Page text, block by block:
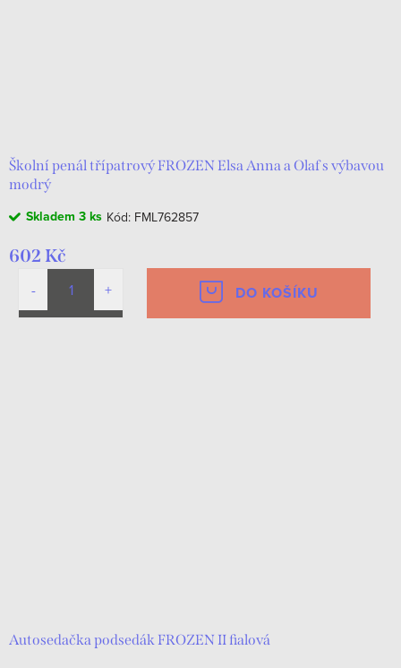
Školní penál třípatrový FROZEN Elsa Anna a Olaf s výbavou
modrý
Skladem 3 ks Kód: FML762857
602 Kč
DO KOŠÍKU
Autosedačka podsedák FROZEN II fialová